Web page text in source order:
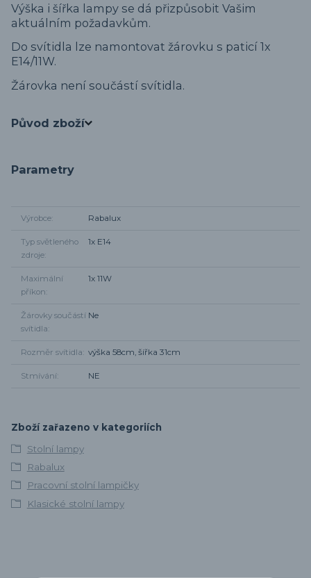
Výška i šířka lampy se dá přizpůsobit Vašim
aktuálním požadavkům.
Do svítidla lze namontovat žárovku s paticí 1x
E14/11W.
Žárovka není součástí svítidla.
Původ zboží
Parametry
Výrobce Rabalux
Typ světleného
zdroje
1x E14
Maximální
příkon
1x 11W
Žárovky součástí
svítidla
Ne
Rozměr svítidla výška 58cm, šířka 31cm
Stmívání NE
Zboží zařazeno v kategoriích
Stolní lampy
Rabalux
Pracovní stolní lampičky
Klasické stolní lampy